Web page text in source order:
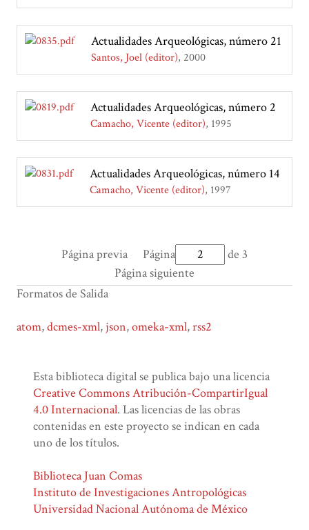
Actualidades Arqueológicas, número 21
Santos, Joel (editor) 2000
Actualidades Arqueológicas, número 2
Camacho, Vicente (editor) 1995
Actualidades Arqueológicas, número 14
Camacho, Vicente (editor) 1997
Página previa Página
de 3
Página siguiente
Formatos de Salida
atom,dcmes-xml, json,omeka-xml,rss2
Esta biblioteca digital se publica bajo una licencia
Creative Commons Atribución-CompartirIgual
4.0 Internacional. Las licencias de las obras
contenidas en este proyecto se indican en cada
uno de los títulos.
Biblioteca Juan Comas
Instituto de Investigaciones Antropológicas
Universidad Nacional Autónoma de México